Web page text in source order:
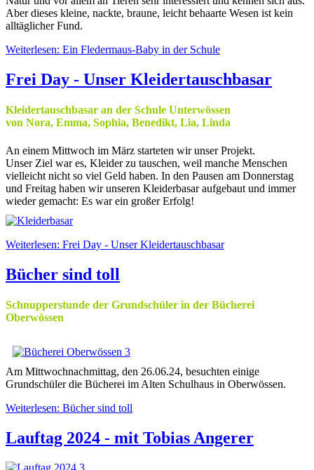
Aber dieses kleine, nackte, braune, leicht behaarte Wesen ist kein
alltäglicher Fund.
Weiterlesen: Ein Fledermaus-Baby in der Schule
Frei Day - Unser Kleidertauschbasar
Kleidertauschbasar an der Schule Unterwössen
von Nora, Emma, Sophia, Benedikt, Lia, Linda
An einem Mittwoch im März starteten wir unser Projekt.
Unser Ziel war es, Kleider zu tauschen, weil manche Menschen
vielleicht nicht so viel Geld haben. In den Pausen am Donnerstag
und Freitag haben wir unseren Kleiderbasar aufgebaut und immer
wieder gemacht: Es war ein großer Erfolg!
Weiterlesen: Frei Day - Unser Kleidertauschbasar
Bücher sind toll
Schnupperstunde der Grundschüler in der Bücherei
Oberwössen
Am Mittwochnachmittag, den 26.06.24, besuchten einige
Grundschüler die Bücherei im Alten Schulhaus in Oberwössen.
Weiterlesen: Bücher sind toll
Lauftag 2024 - mit Tobias Angerer